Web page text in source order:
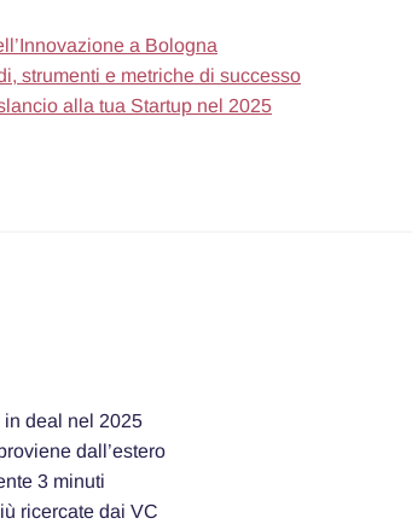
a Bologna
strumenti e metriche di successo
alla tua Startup nel 2025
in deal nel 2025
dall’estero
3 minuti
ricercate dai VC